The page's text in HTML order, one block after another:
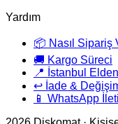
Yardım
📦 Nasıl Sipariş
🚚 Kargo Süreci
📍 İstanbul
↩️ İade &
📱 WhatsApp